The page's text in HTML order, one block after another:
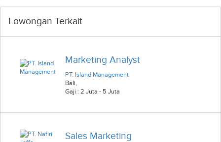
Lowongan Terkait
Marketing Analyst
PT. Island Management
Bali,
Gaji : 2 Juta - 5 Juta
Sales Marketing